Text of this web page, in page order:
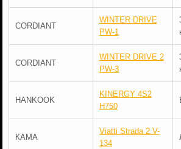
CORDIANT
WINTER DRIVE
PW-1
CORDIANT
WINTER DRIVE 2
PW-3
HANKOOK
KINERGY 4S2
H750
КАМА
Viatti Strada 2 V-
134